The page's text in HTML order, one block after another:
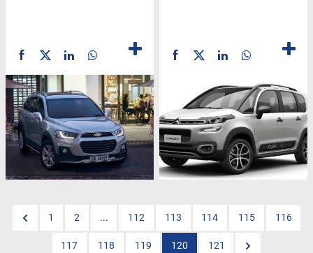
1 2 ... 112 113 114 115 116
117 118 119 120 121